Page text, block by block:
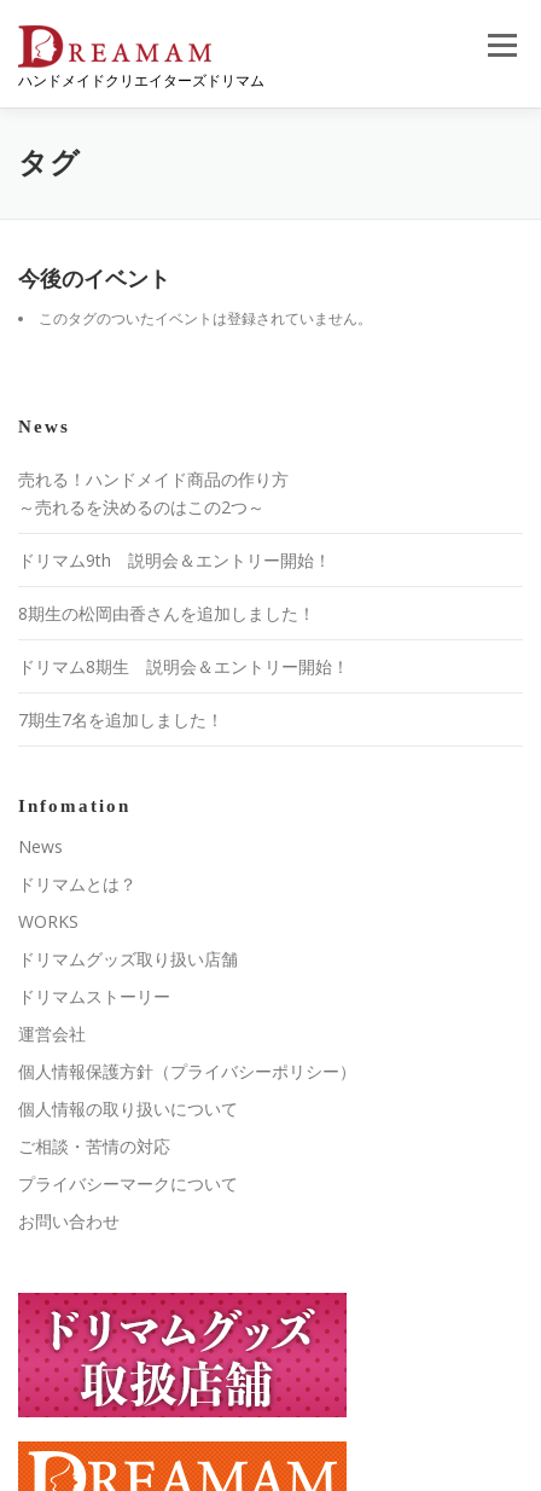
ツ
ハンドメイドクリエイターズドリマム
メニュー
タグ
今後のイベント
このタグのついたイベントは登録されていません。
News
売れる！ハンドメイド商品の作り方
～売れるを決めるのはこの2つ～
ドリマム9th 説明会＆エントリー開始！
8期生の松岡由香さんを追加しました！
ドリマム8期生 説明会＆エントリー開始！
7期生7名を追加しました！
Infomation
News
ドリマムとは？
WORKS
ドリマムグッズ取り扱い店舗
ドリマムストーリー
運営会社
個人情報保護方針（プライバシーポリシー）
個人情報の取り扱いについて
ご相談・苦情の対応
プライバシーマークについて
お問い合わせ